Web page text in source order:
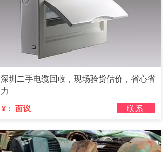
深圳二手电缆回收，现场验货估价，省心省
力
¥： 面议 联系